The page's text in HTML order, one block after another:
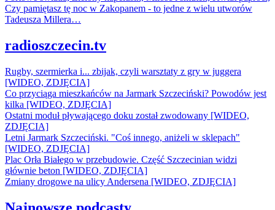
Czy pamiętasz tę noc w Zakopanem - to jedne z wielu utworów
Tadeusza Millera…
radioszczecin.tv
Rugby, szermierka i... zbijak, czyli warsztaty z gry w juggera
[WIDEO, ZDJĘCIA]
Co przyciąga mieszkańców na Jarmark Szczeciński? Powodów jest
kilka [WIDEO, ZDJĘCIA]
Ostatni moduł pływającego doku został zwodowany [WIDEO,
ZDJĘCIA]
Letni Jarmark Szczeciński. "Coś innego, aniżeli w sklepach"
[WIDEO, ZDJĘCIA]
Plac Orła Białego w przebudowie. Część Szczecinian widzi
głównie beton [WIDEO, ZDJĘCIA]
Zmiany drogowe na ulicy Andersena [WIDEO, ZDJĘCIA]